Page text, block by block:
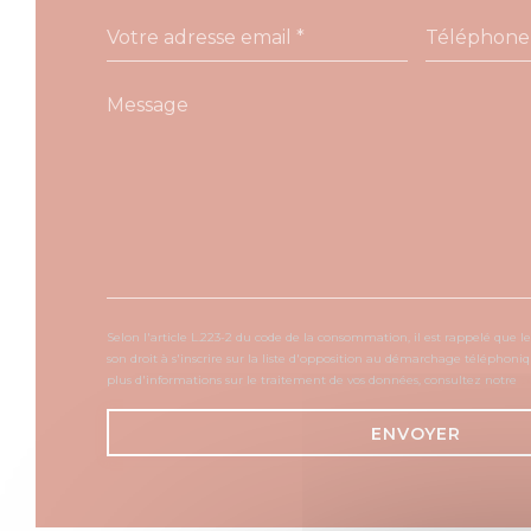
Selon l'article L.223-2 du code de la consommation, il est rappelé que
son droit à s'inscrire sur la liste d'opposition au démarchage
plus d'informations sur le traitement de vos données, consultez notre